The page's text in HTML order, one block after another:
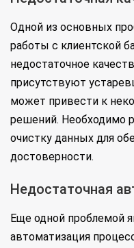
Одной из основных
работы с клиентской
недостаточное
присутствуют
может привести к
решений. Необходимо
очистку данных для
достоверности.
Недостаточная
Еще одной проблемой
автоматизация